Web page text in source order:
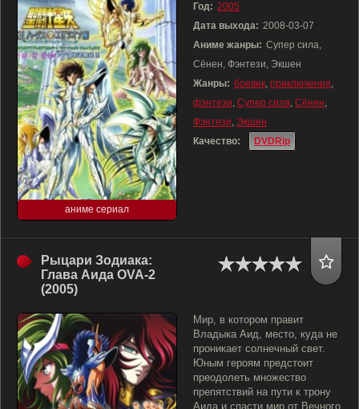
аниме сериал
Год: 2005
Дата выхода: 2008-03-07
Аниме жанры: Супер сила,
Сёнен, Фэнтези, Экшен
Жанры: боевик, приключения,
фэнтези, Супер сила, Сёнен,
Фэнтези, Экшен
Качество:
DVDRip
Рыцари Зодиака:
Глава Аида OVA-2
(2005)
Мир, в котором правит
Владыка Аид, место, куда не
проникает солнечный свет.
Юным героям предстоит
преодолеть множество
препятствий на пути к трону
Аида и спасти мир от Вечного